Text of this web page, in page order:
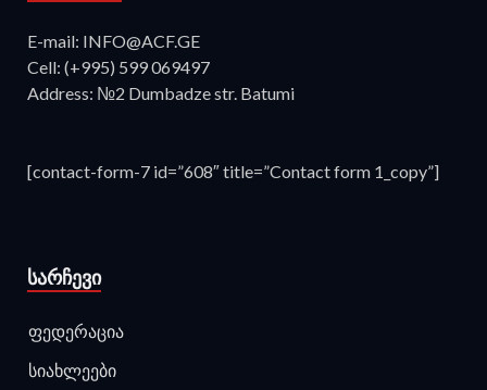
E-mail: INFO@ACF.GE
Cell: (+995) 599 069497
Address: №2 Dumbadze str. Batumi
[contact-form-7 id=”608″ title=”Contact form 1_copy”]
ᲡᲐᲠᲩᲔᲕᲘ
ფედერაცია
სიახლეები